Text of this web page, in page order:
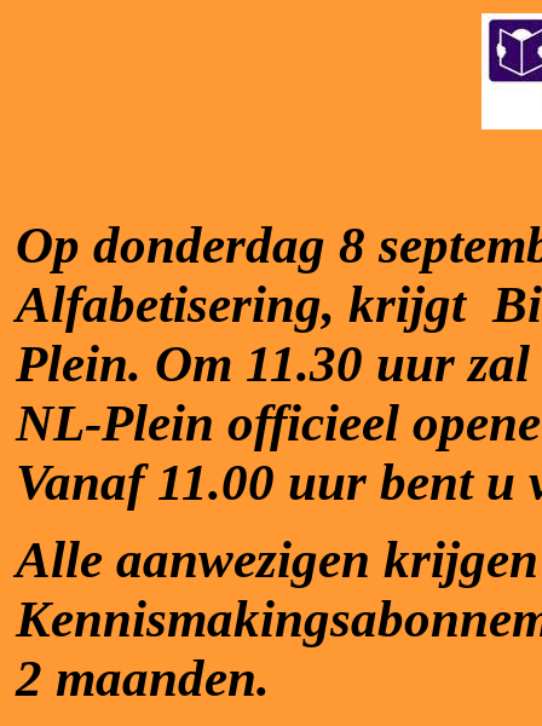
Op donderdag 8
Alfabetisering, krijgt
Plein. Om 11.30 uur
NL-Plein officieel
Vanaf 11.00 uur bent u
Alle aanwezigen
2 maanden.